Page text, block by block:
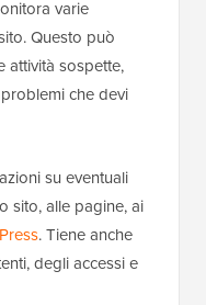
varie
Questo può
attività sospette,
che devi
su eventuali
sito, alle pagine, ai
. Tiene anche
degli accessi e